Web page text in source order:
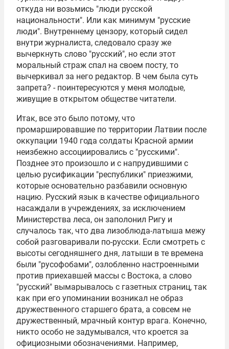
откуда ни возьмись "люди русской
национальности". Или как минимум "русские
люди". Внутреннему цензору, который сидел
внутри журналиста, следовало сразу же
вычеркнуть слово "русский", но если этот
моральный страж спал на своем посту, то
вычеркивал за него редактор. В чем была суть
запрета? - поинтересуются у меня молодые,
живущие в открытом обществе читатели.
Итак, все это было потому, что
промаршировавшие по территории Латвии после
оккупации 1940 года солдаты Красной армии
неизбежно ассоциировались с "русскими".
Позднее это произошло и с напрудившими с
целью русификации "республики" приезжими,
которые основательно разбавили основную
нацию. Русский язык в качестве официального
насаждали в учреждениях, за исключением
Министерства леса, он заполонил Ригу и
случалось так, что два лизоблюда-латыша межу
собой разговаривали по-русски. Если смотреть с
высоты сегодняшнего дня, латыши в те времена
были "русофобами", озлобленно настроенными
против приехавшей массы с Востока, а слово
"русский" вымарывалось с газетных страниц, так
как при его упоминании возникал не образ
дружественного старшего брата, а совсем не
дружественный, мрачный контур врага. Конечно,
никто особо не задумывался, что кроется за
официозными обозначениями. Например,